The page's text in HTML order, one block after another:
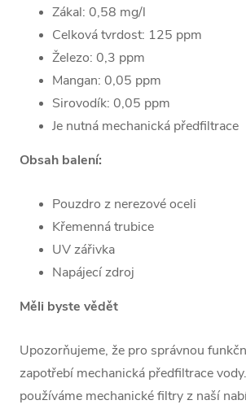
Zákal: 0,58 mg/l
Celková tvrdost: 125 ppm
Železo: 0,3 ppm
Mangan: 0,05 ppm
Sirovodík: 0,05 ppm
Je nutná mechanická předfiltrace
Obsah balení:
Pouzdro z nerezové oceli
Křemenná trubice
UV zářivka
Napájecí zdroj
Měli byste vědět
Upozorňujeme, že pro správnou
zapotřebí mechanická předfiltrace
používáme mechanické filtry z naší